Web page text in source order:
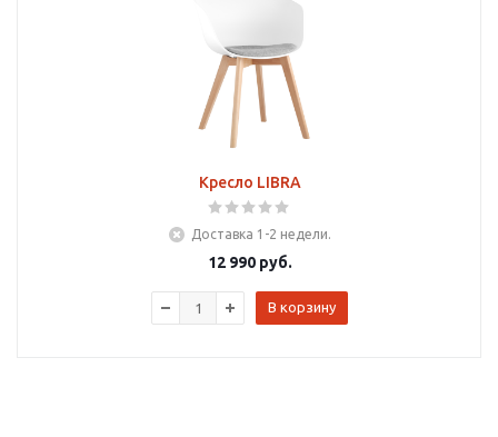
Кресло LIBRA
Доставка 1-2 недели.
12 990руб.
В корзину